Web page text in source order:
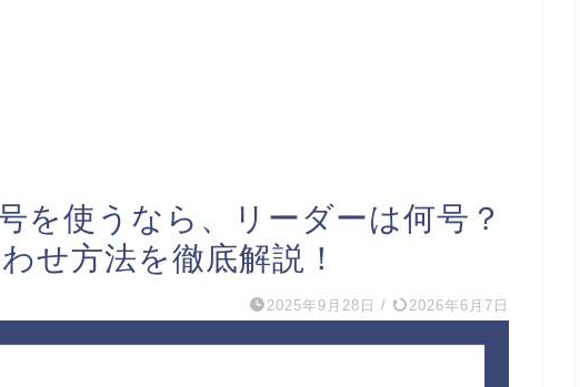
を使うなら、リーダーは何号？
せ方法を徹底解説！
2025年9月28日 / 2026年6月7日